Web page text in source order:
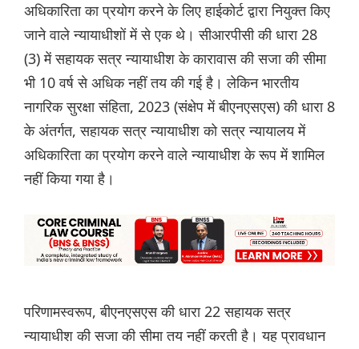
अधिकारिता का प्रयोग करने के लिए हाईकोर्ट द्वारा नियुक्त किए
जाने वाले न्यायाधीशों में से एक थे। सीआरपीसी की धारा 28
(3) में सहायक सत्र न्यायाधीश के कारावास की सजा की सीमा
भी 10 वर्ष से अधिक नहीं तय की गई है। लेकिन भारतीय
नागरिक सुरक्षा संहिता, 2023 (संक्षेप में बीएनएसएस) की धारा 8
के अंतर्गत, सहायक सत्र न्यायाधीश को सत्र न्यायालय में
अधिकारिता का प्रयोग करने वाले न्यायाधीश के रूप में शामिल
नहीं किया गया है।
परिणामस्वरूप, बीएनएसएस की धारा 22 सहायक सत्र
न्यायाधीश की सजा की सीमा तय नहीं करती है। यह प्रावधान